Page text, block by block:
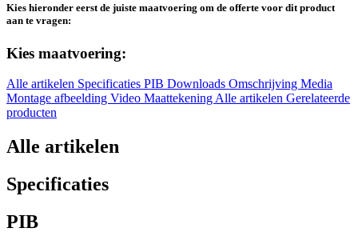
Kies hieronder eerst de juiste maatvoering om de offerte voor dit product
aan te vragen:
Kies maatvoering:
Alle artikelen Specificaties PIB Downloads Omschrijving Media
Montage afbeelding Video MaattekeningAlle artikelen Gerelateerde
producten
Alle artikelen
Specificaties
PIB